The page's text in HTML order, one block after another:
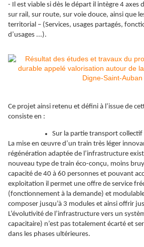
- Il est viable si dès le départ il intègre 4 axes
sur rail, sur route, sur voie douce, ainsi que
territorial – (Services, usages partagés,
d’usages ...).
Ce projet ainsi retenu et défini à l’issue de
consiste en :
Sur la partie transport collectif
La mise en œuvre d’un train très léger
régénération adaptée de l’infrastructure
nouveau type de train éco-conçu, moins
capacité de 40 à 60 personnes et pouvant
exploitation il permet une offre de service
(fonctionnement à la demande) et
composer jusqu’à 3 modules et ainsi offrir
L’évolutivité de l’infrastructure vers un
capacitaire) n’est pas totalement écarté et
dans les phases ultérieures.